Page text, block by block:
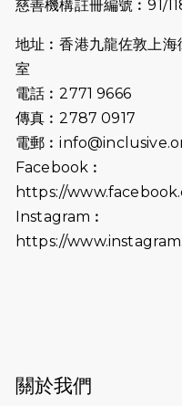
2026-07-09
猛龍
2026-07-02
2026-06-25
（
2026-06-18
猛龍長
2026-06-11
猛龍長
2026-05-28
慈善機構註冊編號︰91/
地址︰香港九龍佐敦上
室
電話︰2771 9666
傳真︰2787 0917
電郵︰
Facebook︰
https://
Instagram︰
https://
關於我們